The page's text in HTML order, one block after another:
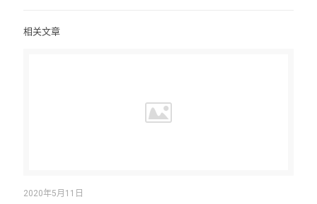
相关文章
2020年5月11日